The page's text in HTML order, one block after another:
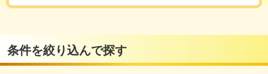
条件を絞り込んで探す